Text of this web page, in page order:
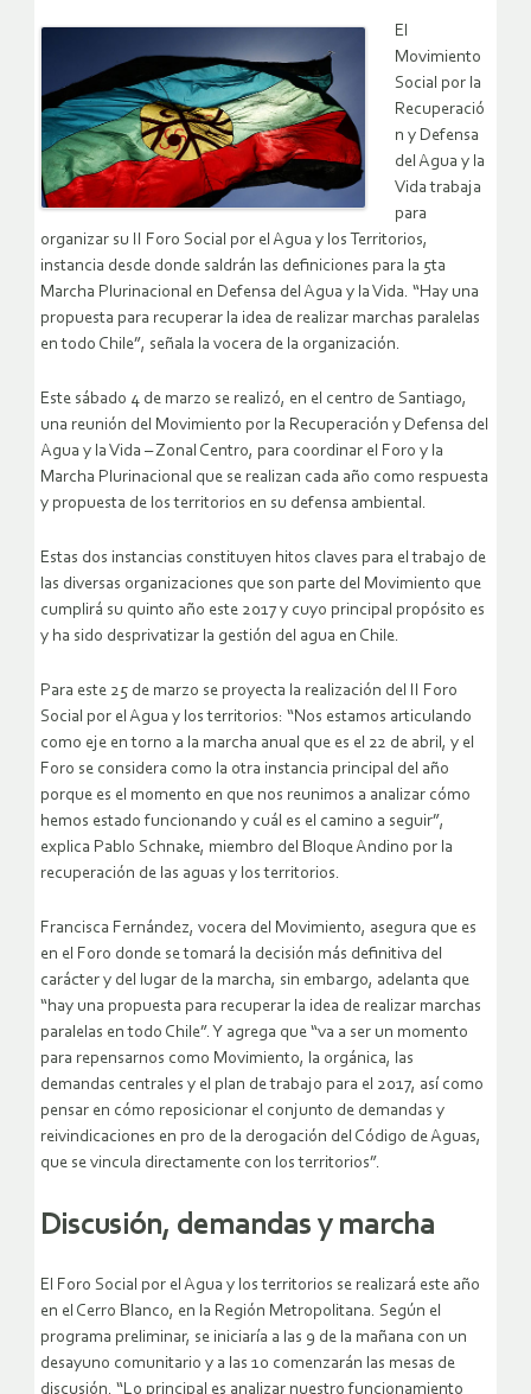
El
Movimiento
Social por la
Recuperació
n y Defensa
del Agua y la
Vida trabaja
para
organizar su II Foro Social por el Agua y los Territorios,
instancia desde donde saldrán las definiciones para la 5ta
Marcha Plurinacional en Defensa del Agua y la Vida. “Hay una
propuesta para recuperar la idea de realizar marchas paralelas
en todo Chile”, señala la vocera de la organización.
Este sábado 4 de marzo se realizó, en el centro de Santiago,
una reunión del Movimiento por la Recuperación y Defensa del
Agua y la Vida – Zonal Centro, para coordinar el Foro y la
Marcha Plurinacional que se realizan cada año como respuesta
y propuesta de los territorios en su defensa ambiental.
Estas dos instancias constituyen hitos claves para el trabajo de
las diversas organizaciones que son parte del Movimiento que
cumplirá su quinto año este 2017 y cuyo principal propósito es
y ha sido desprivatizar la gestión del agua en Chile.
Para este 25 de marzo se proyecta la realización del II Foro
Social por el Agua y los territorios: “Nos estamos articulando
como eje en torno a la marcha anual que es el 22 de abril, y el
Foro se considera como la otra instancia principal del año
porque es el momento en que nos reunimos a analizar cómo
hemos estado funcionando y cuál es el camino a seguir”,
explica Pablo Schnake, miembro del Bloque Andino por la
recuperación de las aguas y los territorios.
Francisca Fernández, vocera del Movimiento, asegura que es
en el Foro donde se tomará la decisión más definitiva del
carácter y del lugar de la marcha, sin embargo, adelanta que
“hay una propuesta para recuperar la idea de realizar marchas
paralelas en todo Chile”. Y agrega que “va a ser un momento
para repensarnos como Movimiento, la orgánica, las
demandas centrales y el plan de trabajo para el 2017, así como
pensar en cómo reposicionar el conjunto de demandas y
reivindicaciones en pro de la derogación del Código de Aguas,
que se vincula directamente con los territorios”.
Discusión, demandas y marcha
El Foro Social por el Agua y los territorios se realizará este año
en el Cerro Blanco, en la Región Metropolitana. Según el
programa preliminar, se iniciaría a las 9 de la mañana con un
desayuno comunitario y a las 10 comenzarán las mesas de
discusión. “Lo principal es analizar nuestro funcionamiento